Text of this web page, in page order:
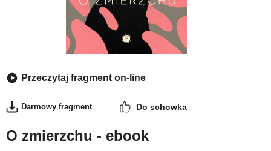
Przeczytaj fragment on-line
Darmowy fragment Do schowka
O zmierzchu - ebook